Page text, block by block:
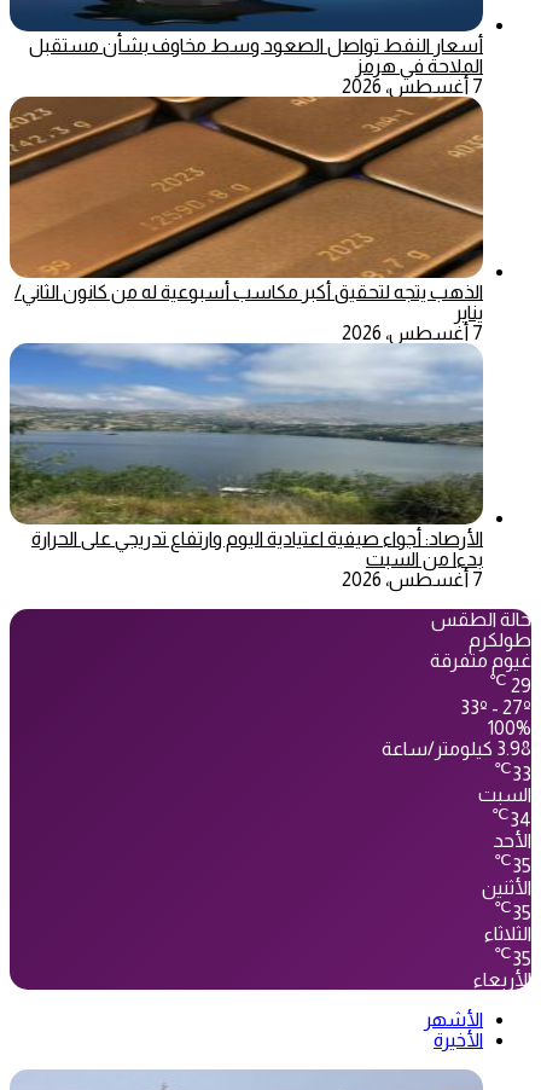
أسعار النفط تواصل الصعود وسط مخاوف بشأن مستقبل
الملاحة في هرمز
7 أغسطس، 2026
الذهب يتجه لتحقيق أكبر مكاسب أسبوعية له من كانون الثاني/
يناير
7 أغسطس، 2026
الأرصاد: أجواء صيفية اعتيادية اليوم وارتفاع تدريجي على الحرارة
بدءا من السبت
7 أغسطس، 2026
حالة الطقس
طولكرم
غيوم متفرقة
29
℃
33º - 27º
100%
3.98 كيلومتر/ساعة
33
℃
السبت
34
℃
الأحد
35
℃
الأثنين
35
℃
الثلاثاء
35
℃
الأربعاء
الأشهر
الأخيرة